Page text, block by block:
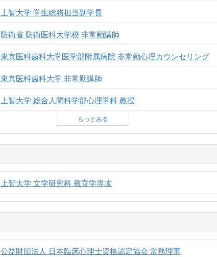
上智大学 学生総務担当副学長
防衛省 防衛医科大学校 非常勤講師
東京医科歯科大学医学部附属病院 非常勤心理カウンセリング
東京医科歯科大学 非常勤講師
上智大学 総合人間科学部心理学科 教授
もっとみる
上智大学 文学研究科 教育学専攻
公益財団法人 日本臨床心理士資格認定協会 常務理事